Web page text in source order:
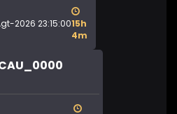
2026 23:15:0015h
4m